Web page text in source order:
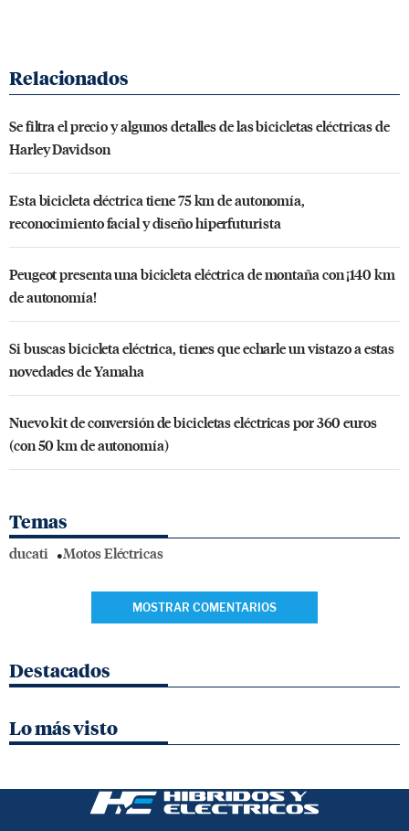
Se filtra el precio y algunos detalles de las bicicletas eléctricas de
Harley Davidson
Esta bicicleta eléctrica tiene 75 km de autonomía,
reconocimiento facial y diseño hiperfuturista
Peugeot presenta una bicicleta eléctrica de montaña con ¡140 km
de autonomía!
Si buscas bicicleta eléctrica, tienes que echarle un vistazo a estas
novedades de Yamaha
Nuevo kit de conversión de bicicletas eléctricas por 360 euros
(con 50 km de autonomía)
Temas
ducati Motos Eléctricas
MOSTRAR COMENTARIOS
Destacados
Lo más visto